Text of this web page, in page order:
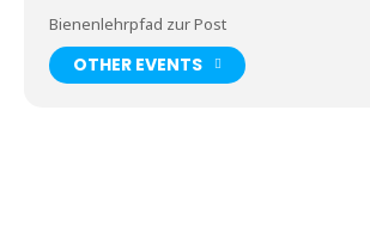
Bienenlehrpfad zur Post
OTHER EVENTS